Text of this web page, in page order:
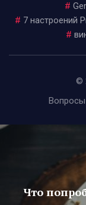
#
# 7 настроений
#
©
Что